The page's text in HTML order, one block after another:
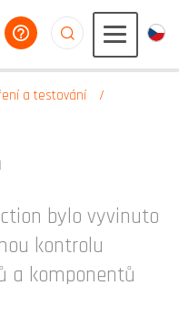
poradíme vám
a testování
bylo vyvinuto
kontrolu
a komponentů